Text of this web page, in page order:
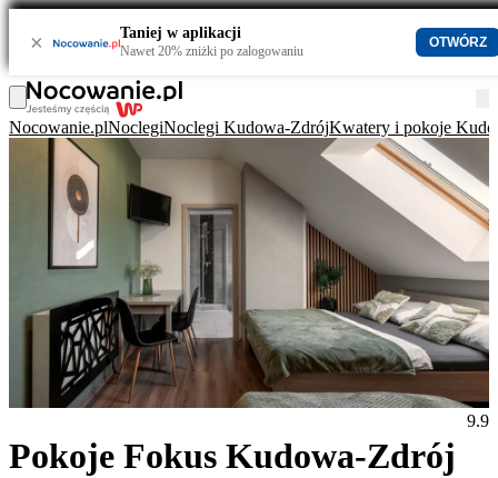
× Taniej w aplikacji
Nawet 20% zniżki po zalogowaniu
OTWÓRZ
Nocowanie.plNoclegiNoclegi Kudowa-ZdrójKwatery i pokoje
Pokoje Fokus Kudowa-Zdrój
9.9